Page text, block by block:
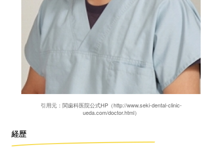
引用元：関歯科医院公式HP（http://www.seki-dental-clinic-
ueda.com/doctor.html）
経歴